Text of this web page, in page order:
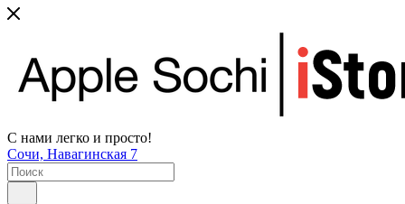
С нами легко и просто!
Сочи, Навагинская 7